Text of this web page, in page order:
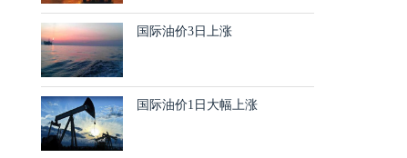
国际油价3日上涨
国际油价1日大幅上涨